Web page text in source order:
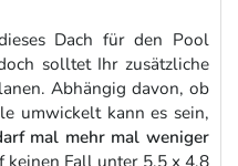
Dach für den Pool
solltet Ihr zusätzliche
Abhängig davon, ob
umwickelt kann es sein,
mal mehr mal weniger
Fall unter 5,5 x 4,8